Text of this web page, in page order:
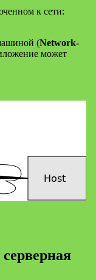
к сети:
(Network-
может